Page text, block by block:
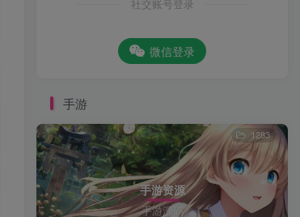
社交账号登录
微信登录
手游
手游资源
手游源码
1283